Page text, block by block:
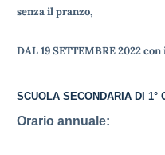
senza il pranzo,
DAL 19 SETTEMBRE 2022
SCUOLA SECONDARIA DI 1°
Orario annuale: